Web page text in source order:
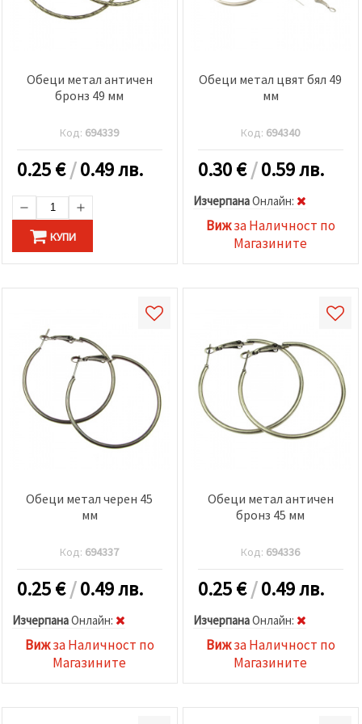
Обеци метал античен
бронз 49 мм
Код: 694339
0.25€/0.49 лв.
КУПИ
Обеци метал цвят бял 49
мм
Код: 694340
0.30€/0.59 лв.
ИзчерпанаOнлайн:
Вижза Наличност по
Магазините
Обеци метал черен 45
мм
Код: 694337
0.25€/0.49 лв.
ИзчерпанаOнлайн:
Вижза Наличност по
Магазините
Обеци метал античен
бронз 45 мм
Код: 694336
0.25€/0.49 лв.
ИзчерпанаOнлайн:
Вижза Наличност по
Магазините